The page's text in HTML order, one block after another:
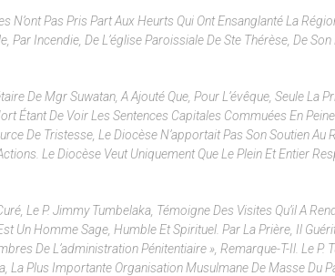
N’ont Pas Pris Part Aux Heurts Qui Ont Ensanglanté La
Par Incendie, De L’église Paroissiale De Ste Thérèse, De
De Mgr Suwatan, A Ajouté Que, Pour L’évêque, Seule
Étant De Voir Les Sentences Capitales Commuées En
De Tristesse, Le Diocèse N’apportait Pas Son Soutien Au
Le Diocèse Veut Uniquement Que Le Plein Et Entier
Le P. Jimmy Tumbelaka, Témoigne Des Visites Qu’il A
Un Homme Sage, Humble Et Spirituel. Par La Prière, Il
De L’administration Pénitentiaire », Remarque-T-Il. Le
La Plus Importante Organisation Musulmane De Masse Du